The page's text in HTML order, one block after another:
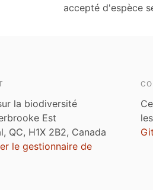
accepté d'espèce
la biodiversité
Est
QC, H1X 2B2, Canada
le gestionnaire de